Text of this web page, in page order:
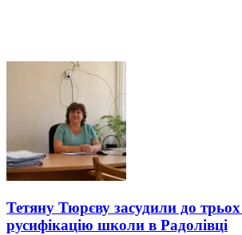
Тетяну Тюрєву засудили до трьох
русифікацію школи в Радолівці